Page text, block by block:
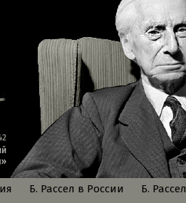
Б. Рассел в России Б.